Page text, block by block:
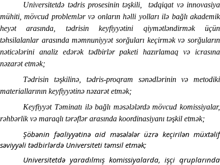
Universitetdə tədris prosesinin təşkili,
tədqiqat və innovasiya
mühiti, mövcud problemlər və onların həlli yolları ilə bağlı akademik
heyət arasında, tədrisin keyfiyyətini qiymətləndirmək üçün
təhsilalanlar arasında məmnuniyyət sorğuları keçirmək və sorğuların
nəticələrini analiz edərək tədbirlər paketi hazırlamaq və icrasına
nəzarət etmək;
Tədrisin təşkilinə, tədris-proqram sənədlərinin və metodiki
materiallarının keyfiyyətinə nəzarət etmək;
Keyfiyyət Təminatı ilə bağlı məsələlərdə mövcud komissiyalar,
rəhbərlik və maraqlı tərəflər arasında koordinasiyanı təşkil etmək;
Şöbənin fəaliyyətinə aid məsələlər üzrə keçirilən müxtəlif
səviyyəli tədbirlərdə Universiteti təmsil etmək;
Universitetdə yaradılmış komissiyalarda, işçi qruplarında